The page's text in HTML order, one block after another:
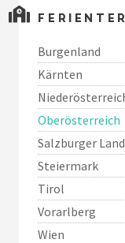
Burgenland
Kärnten
Oberösterreich
Salzburger Land
Steiermark
Tirol
Vorarlberg
Wien